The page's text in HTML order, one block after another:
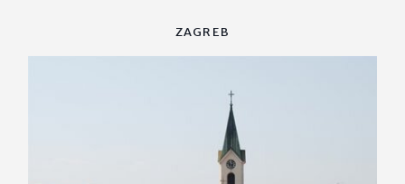
ZAGREB